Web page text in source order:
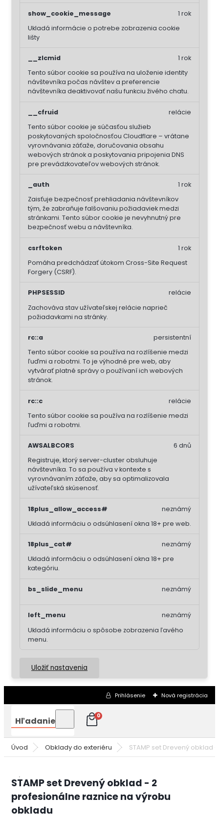
show_cookie_message
Ukladá informácie o potrebe zobrazenia cookie
lišty
1 rok
__zlcmid
Tento súbor cookie sa používa na uloženie identity
návštevníka počas návštev a preferencie
návštevníka deaktivovať našu funkciu živého chatu.
1 rok
__cfruid
Tento súbor cookie je súčasťou služieb
poskytovaných spoločnosťou Cloudflare – vrátane
vyrovnávania záťaže, doručovania obsahu
webových stránok a poskytovania pripojenia DNS
pre prevádzkovateľov webových stránok.
relácie
_auth
Zaisťuje bezpečnosť prehliadania návštevníkov
tým, že zabraňuje falšovaniu požiadaviek medzi
stránkami. Tento súbor cookie je nevyhnutný pre
bezpečnosť webu a návštevníka.
1 rok
csrftoken
Pomáha predchádzať útokom Cross-Site Request
Forgery (CSRF).
1 rok
PHPSESSID
Zachováva stav užívateľskej relácie naprieč
požiadavkami na stránky.
relácie
rc::a
Tento súbor cookie sa používa na rozlíšenie medzi
ľuďmi a robotmi. To je výhodné pre web, aby
vytvárať platné správy o používaní ich webových
stránok.
persistentní
rc::c
Tento súbor cookie sa používa na rozlíšenie medzi
ľuďmi a robotmi.
relácie
AWSALBCORS
Registruje, ktorý server-cluster obsluhuje
návštevníka. To sa používa v kontexte s
vyrovnávaním záťaže, aby sa optimalizovala
užívateľská skúsenosť.
6 dnů
18plus_allow_access#
Ukladá informáciu o odsúhlasení okna 18+ pre web.
neznámý
18plus_cat#
Ukladá informáciu o odsúhlasení okna 18+ pre
kategóriu.
neznámý
bs_slide_menu neznámý
left_menu
Ukladá informáciu o spôsobe zobrazenia ľavého
menu.
neznámý
Uložiť nastavenia
Prihlásenie Nová registrácia
Hľadanie 0
Úvod Obklady do exteriéru STAMP set Drevený
STAMP set Drevený obklad - 2
profesionálne raznice na výrobu
obkladu